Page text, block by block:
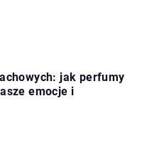
jak perfumy
emocje i